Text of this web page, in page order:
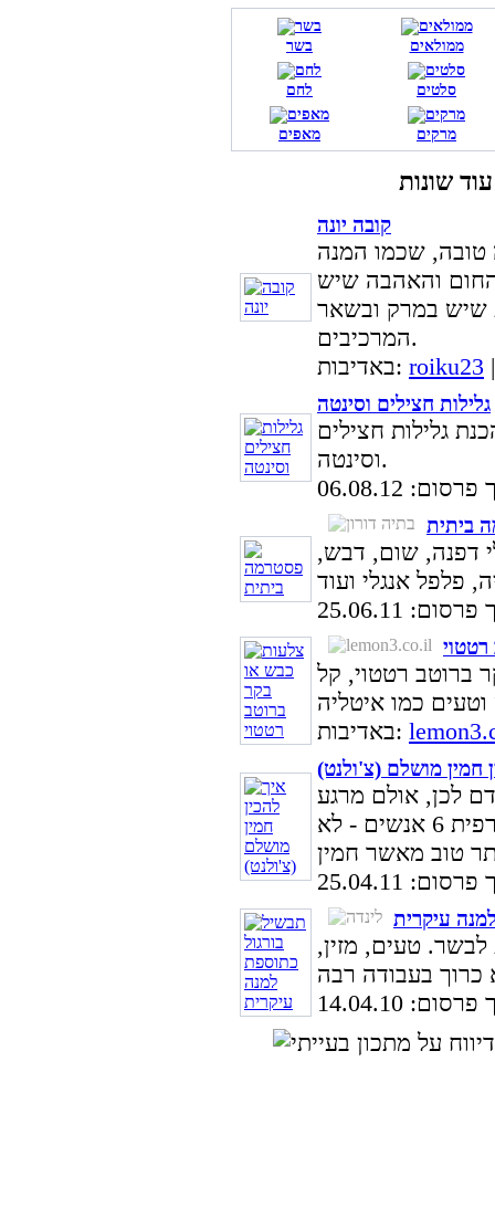
בשר ממולאים
לחם סלטים
מאפים מרקים
קובה יונה
שכמו המנה
והאהבה שיש
שיש במרק ובשאר
המרכיבים.
באדיבות: roiku23
גלילות חצילים וסינטה
גלילות חצילים
וסינטה.
06.08.12
ביתית
דפנה, שום, דבש,
25.06.11
ברוטב רטטוי, קל
באדיבות:
חמין מושלם (צ'ולנט)
לכן, אולם מרגע
שהוחלט כי אני מארח ביום שבת חורפית 6 אנשים - לא
25.04.11
עיקרית
טעים, מזין,
14.04.10